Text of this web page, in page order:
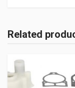
Related